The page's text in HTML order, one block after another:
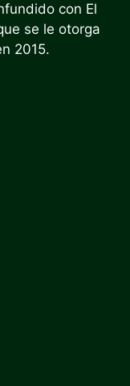
con El
se le otorga
2015.